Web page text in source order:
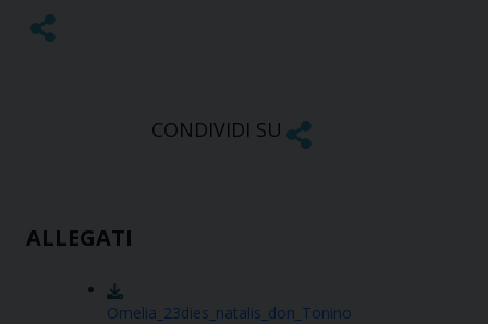
CONDIVIDI SU
ALLEGATI
Omelia_23dies_natalis_don_Tonino